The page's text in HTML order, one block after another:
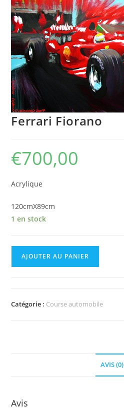
Ferrari Fiorano
€700,00
Acrylique
120cmX89cm
1 en stock
AJOUTER AU PANIER
Catégorie : Course automobile
AVIS (0)
Avis